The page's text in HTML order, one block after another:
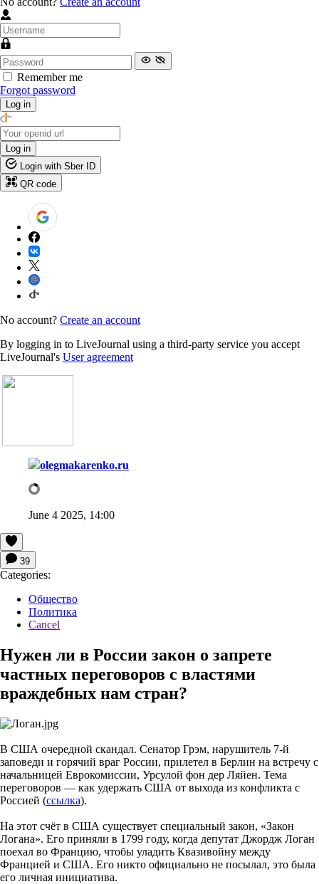
Remember me
Forgot password
Log in
Log in
Login with Sber ID
QR code
No account? Create an account
By logging in to LiveJournal using a third-party service you accept
LiveJournal's User agreement
olegmakarenko.ru
June 4 2025, 14:00
39
Categories:
Общество
Политика
Cancel
Нужен ли в России закон о запрете
частных переговоров с властями
враждебных нам стран?
В США очередной скандал. Сенатор Грэм, нарушитель 7-й
заповеди и горячий враг России, прилетел в Берлин на встречу с
начальницей Еврокомиссии, Урсулой фон дер Ляйен. Тема
переговоров — как удержать США от выхода из конфликта с
Россией (ссылка).
На этот счёт в США существует специальный закон, «Закон
Логана». Его приняли в 1799 году, когда депутат Джордж Логан
поехал во Францию, чтобы уладить Квазивойну между
Францией и США. Его никто официально не посылал, это была
его личная инициатива.